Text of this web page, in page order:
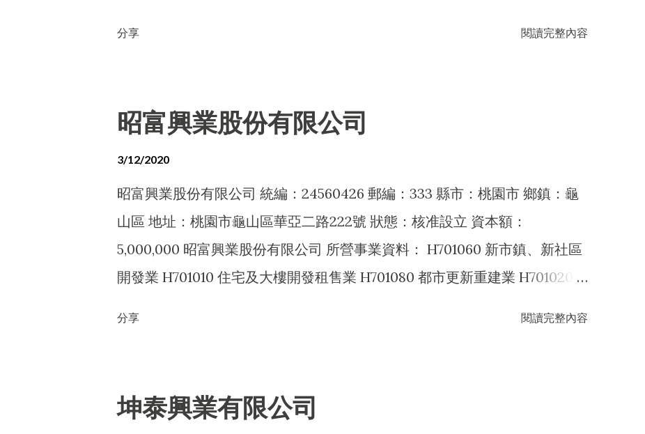
F102170 食品什貨批發業 F201010 農產品零售業 F201020 畜產品零售業
F201030 水產品零售業 F203010 食品什貨、飲料零售業 F203020 菸酒零售
業 F399040 無店面零售業 F401010 國際貿易業 H201010 一般投資業 I101070
農、林、漁、畜牧顧問業 I102010 投資顧問業 I103060 管理顧問業 ZZ99999
除許可業務外，得經營法令非禁止或限制之業務 F105050 家具、寢具、廚房
器具、裝設品批發業 F106020 日常用品批發業 F108040 化粧品批發業
G799990 其他運輸輔助業 F115020 礦石批發業 F199990 其他批發業
分享 閱讀完整內容
昭富興業股份有限公司
3/12/2020
昭富興業股份有限公司 統編：24560426 郵編：333 縣市：桃園市 鄉鎮：龜
山區 地址：桃園市龜山區華亞二路222號 狀態：核准設立 資本額：
5,000,000 昭富興業股份有限公司 所營事業資料： H701060 新市鎮、新社區
開發業 H701010 住宅及大樓開發租售業 H701080 都市更新重建業 H701020
品製造業 C802100 化粧品製造業 CA02060 金屬容器製造業 F102030 菸酒批
分享 閱讀完整內容
坤泰興業有限公司